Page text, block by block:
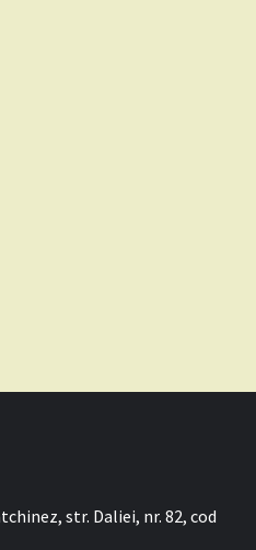
str. Daliei, nr. 82, cod